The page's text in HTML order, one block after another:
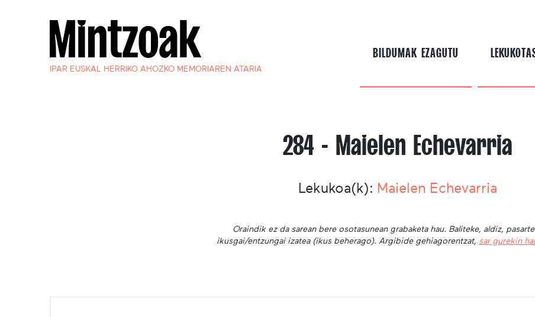
IPAR EUSKAL HERRIKO AHOZKO MEMORIAREN ATARIA
BILDUMAK EZAGUTU
284 - Maielen Echevarria
Lekukoa(k): Maielen Echevarria
Oraindik ez da sarean bere osotasunean grabaketa hau. Baliteke, aldiz,
ikusgai/entzungai izatea (ikus beherago). Argibide gehiagorentzat, sar gurekin